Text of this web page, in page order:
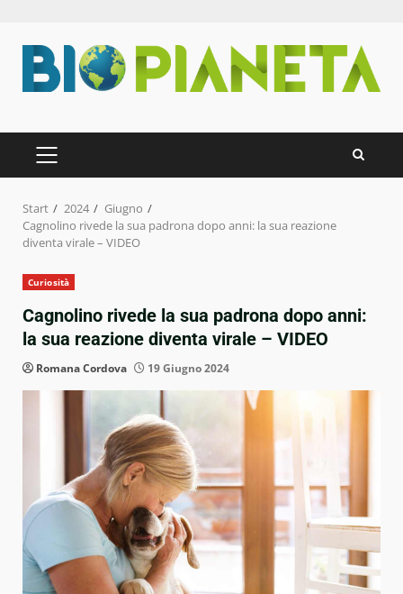
Inhalt
springen
PRIMÄRES
MENÜ
Start 2024
Giugno
Cagnolino rivede la sua padrona dopo anni: la sua reazione
diventa virale – VIDEO
Curiosità
Cagnolino rivede la sua padrona dopo anni:
la sua reazione diventa virale – VIDEO
Romana Cordova 19 Giugno 2024